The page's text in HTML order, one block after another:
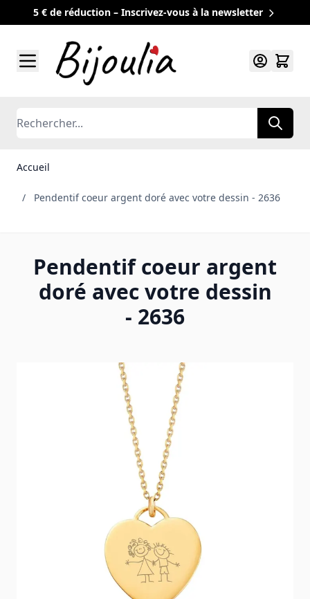
5 € de réduction – Inscrivez-vous à la newsletter
Rechercher
Accueil
/ Pendentif coeur argent doré avec votre dessin - 2636
Pendentif coeur argent
doré avec votre dessin
- 2636